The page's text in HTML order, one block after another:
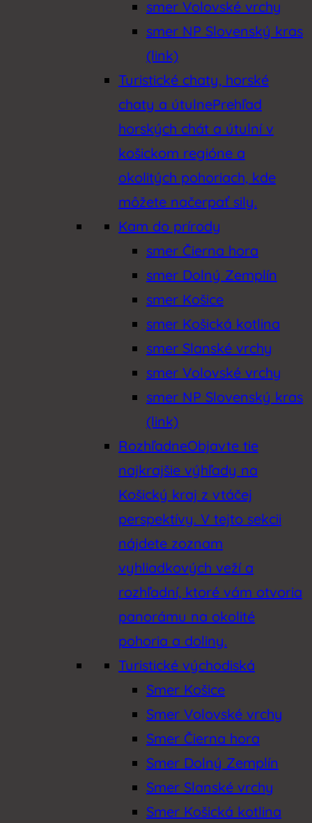
smer Volovské vrchy
smer NP Slovenský kras
(link)
Turistické chaty, horské
chaty a útulnePrehľad
horských chát a útulní v
košickom regióne a
okolitých pohoriach, kde
môžete načerpať sily.
Kam do prírody
smer Čierna hora
smer Dolný Zemplín
smer Košice
smer Košická kotlina
smer Slanské vrchy
smer Volovské vrchy
smer NP Slovenský kras
(link)
RozhľadneObjavte tie
najkrajšie výhľady na
Košický kraj z vtáčej
perspektívy. V tejto sekcii
nájdete zoznam
vyhliadkových veží a
rozhľadní, ktoré vám otvoria
panorámu na okolité
pohoria a doliny.
Turistické východiská
Smer Košice
Smer Volovské vrchy
Smer Čierna hora
Smer Dolný Zemplín
Smer Slanské vrchy
Smer Košická kotlina